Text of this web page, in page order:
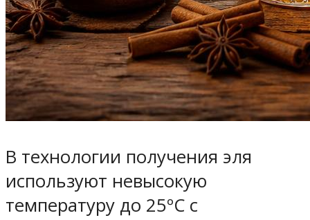
В технологии получения эля
используют невысокую
температуру до 25ºС с